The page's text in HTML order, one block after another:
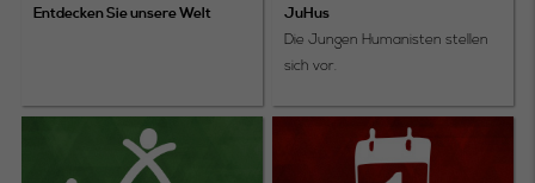
Entdecken Sie unsere Welt JuHus
Die Jungen Humanisten stellen
sich vor.